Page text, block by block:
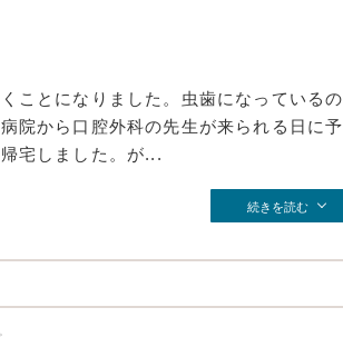
ことになりました。虫歯になっているの
院から口腔外科の先生が来られる日に予
宅しました。が...
続きを読む